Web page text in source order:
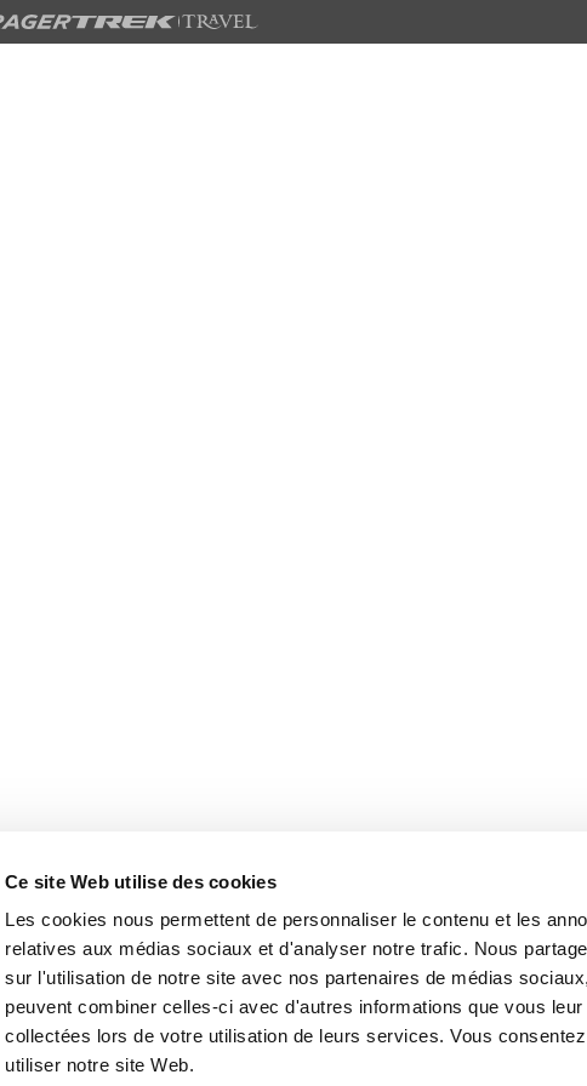
Ce site Web utilise des cookies
Les cookies nous permettent de personnaliser le contenu et les
relatives aux médias sociaux et d'analyser notre trafic. Nous
sur l'utilisation de notre site avec nos partenaires de médias
peuvent combiner celles-ci avec d'autres informations que vous
collectées lors de votre utilisation de leurs services. Vous
utiliser notre site Web.